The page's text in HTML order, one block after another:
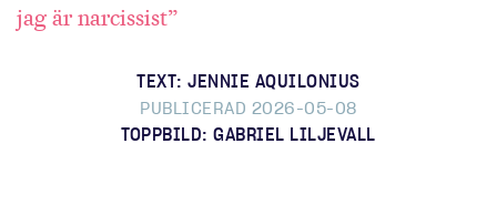
jag är narcissist”
TEXT: JENNIE AQUILONIUS
PUBLICERAD 2026-05-08
TOPPBILD: GABRIEL LILJEVALL